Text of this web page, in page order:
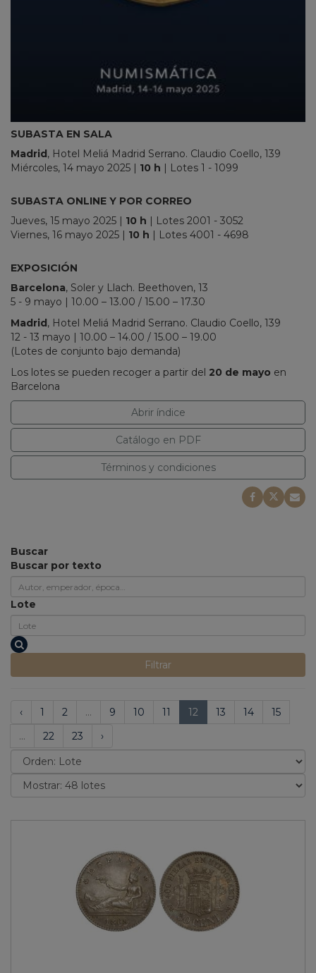
SUBASTA EN SALA
Madrid , Hotel Meliá Madrid Serrano. Claudio Coello, 139
Miércoles, 14 mayo 2025
10 h | Lotes 1 - 1099
SUBASTA ONLINE Y POR CORREO
Jueves, 15 mayo 2025
10 h
| Lotes 2001 - 3052
Viernes, 16 mayo 2025
10 h
| Lotes 4001 - 4698
EXPOSICIÓN
Barcelona, Soler y Llach. Beethoven, 13
5 - 9 mayo | 10.00 – 13.00 / 15.00 – 17.30
Madrid , Hotel Meliá Madrid Serrano. Claudio Coello, 139
12 - 13 mayo | 10.00 – 14.00 / 15.00 – 19.00
(Lotes de conjunto bajo demanda)
Los lotes se pueden recoger a partir del 20 de mayo en
Barcelona
Abrir índice
Catálogo en PDF
Términos y condiciones
Buscar
Buscar por texto
Lote
Filtrar
‹ 1 2 ... 9 10 11 12 13 14
15
...
22 23 ›